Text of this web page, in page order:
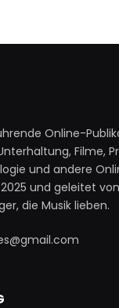
Online-
Filme,
und andere
und geleitet
die Musik lieben.